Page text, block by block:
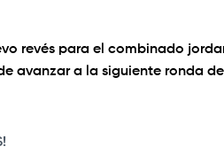
revés para el combinado
avanzar a la siguiente ronda